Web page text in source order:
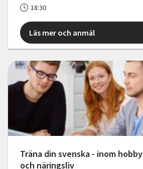
18:30
Läs mer och anmäl
Träna din svenska - inom hobby
och näringsliv